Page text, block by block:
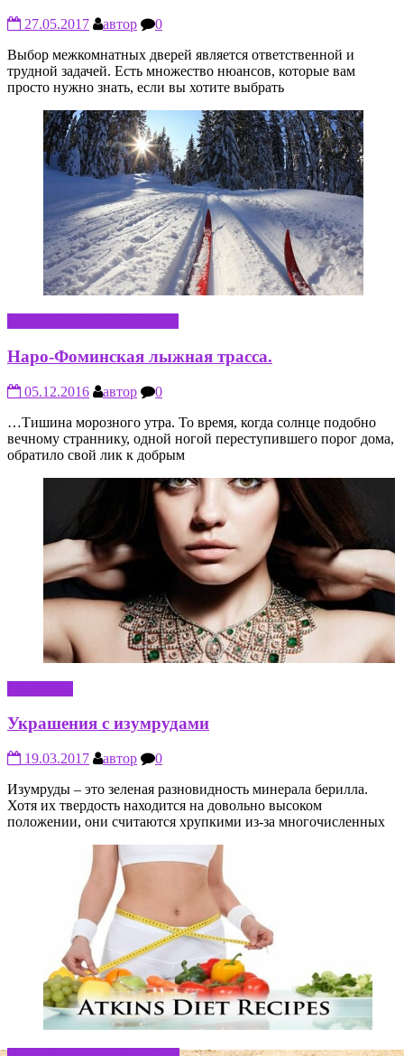
27.05.2017 автор
0
Выбор межкомнатных дверей является ответственной и
трудной задачей. Есть множество нюансов, которые вам
просто нужно знать, если вы хотите выбрать
Наро-Фоминская лыжная трасса.
05.12.2016 автор
0
…Тишина морозного утра. То время, когда солнце подобно
вечному страннику, одной ногой переступившего порог дома,
обратило свой лик к добрым
Украшения с изумрудами
19.03.2017 автор
0
Изумруды – это зеленая разновидность минерала берилла.
Хотя их твердость находится на довольно высоком
положении, они считаются хрупкими из-за многочисленных